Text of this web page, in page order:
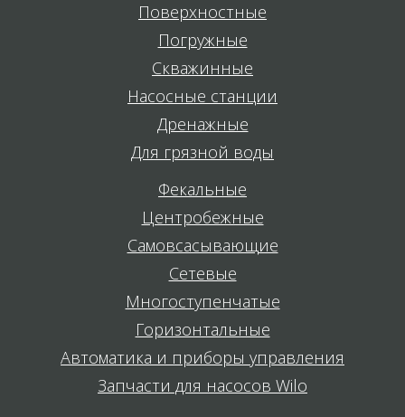
Поверхностные
Погружные
Скважинные
Насосные станции
Дренажные
Для грязной воды
Фекальные
Центробежные
Самовсасывающие
Сетевые
Многоступенчатые
Горизонтальные
Автоматика и приборы управления
Запчасти для насосов Wilo